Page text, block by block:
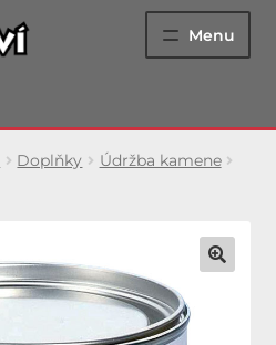
Menu
Epitafní hroby
Jednohroby
Dvojhroby
Doplňky
Údržba kamene